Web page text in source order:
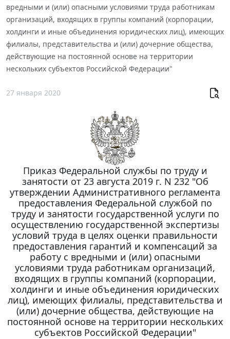
вредными и (или) опасными условиями труда работникам
организаций, входящих в группы компаний (корпорации,
холдинги и иные объединения юридических лиц), имеющих
филиалы, представительства и (или) дочерние общества,
действующие на постоянной основе на территории
нескольких субъектов Российской Федерации"
27 января 2020
Приказ Федеральной службы по труду и
занятости от 23 августа 2019 г. N 232 "Об
утверждении Административного регламента
предоставления Федеральной службой по
труду и занятости государственной услуги по
осуществлению государственной экспертизы
условий труда в целях оценки правильности
предоставления гарантий и компенсаций за
работу с вредными и (или) опасными
условиями труда работникам организаций,
входящих в группы компаний (корпорации,
холдинги и иные объединения юридических
лиц), имеющих филиалы, представительства и
(или) дочерние общества, действующие на
постоянной основе на территории нескольких
субъектов Российской Федерации"